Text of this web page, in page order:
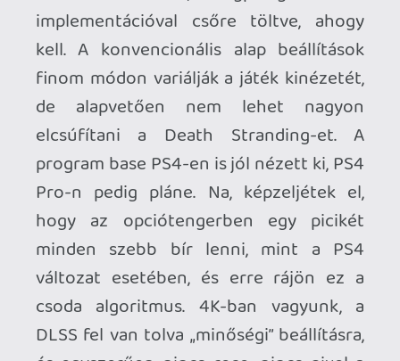
nyolcadik és kilencedik generáció között!
Ha valamibe nagyon bele kéne kötnöm,
akkor a menük kissé csúfos betűtípusát,
annak túl éles megjelenítését emelném
ki, és a szűrődő fény effekteket, amelyek
láthatóan alacsonyabb felbontással
működnek, mint a megjelenített tér
többi része. Na jó… néhány textúránál el
tudom azt is képzelni, hogy létezhetne
magasabb felbontású változat is. De ne
legyünk telhetetlenek.
Az egyetlen szög és textúratípus,
ahol a 4K DLSS képi műterméket
produkál. Balról jobbra haladva:
1080p; 4K DLSS; natív 4K*